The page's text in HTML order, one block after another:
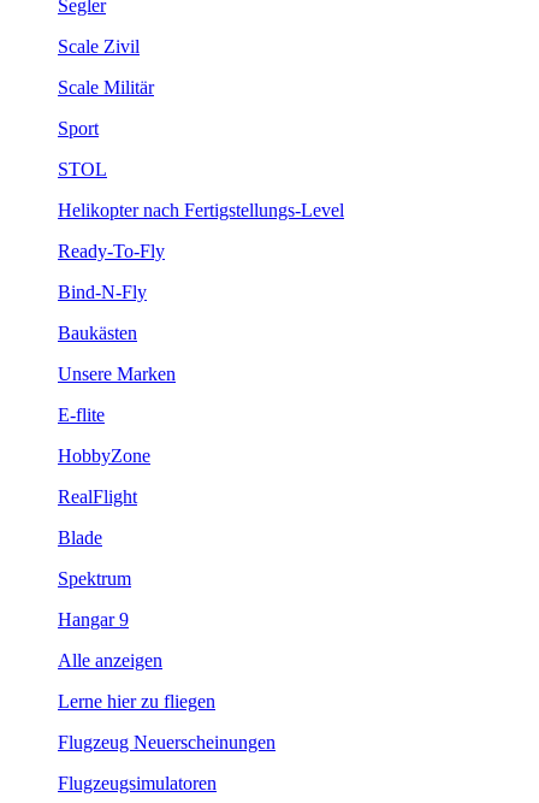
Segler
Scale Zivil
Scale Militär
Sport
STOL
Helikopter nach Fertigstellungs-Level
Ready-To-Fly
Bind-N-Fly
Baukästen
Unsere Marken
E-flite
HobbyZone
RealFlight
Blade
Spektrum
Hangar 9
Alle anzeigen
Lerne hier zu fliegen
Flugzeug Neuerscheinungen
Flugzeugsimulatoren